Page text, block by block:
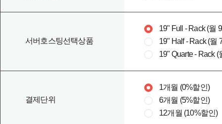
코로케이션서비스 : 고객소유의 서버 및 장비를 이용한 서
상면 : 호스팅 서비스를 위하여 제공되는 물리적 공간(Rack)
회사가 제공하는 서비스의 이용계약은 고객의 청약 (서
서버호스팅선택상품
19" Full - Rack (월
19" Half - Rack (월
19" Quarte - Rack
결제단위
1개월 (0%할인)
6개월 (5%할인)
12개월 (10%할인)